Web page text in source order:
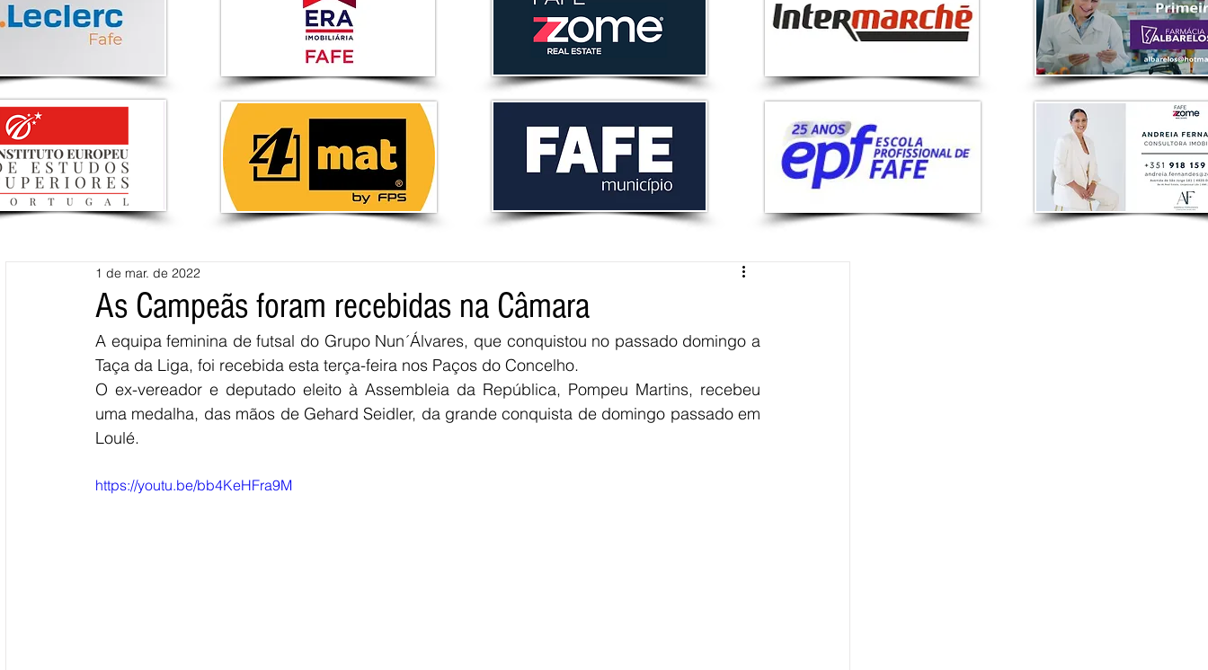
As Campeãs foram recebidas na Câmara
1 de mar. de 2022
A equipa feminina de futsal do Grupo Nun´Álvares, que conquistou no passado domingo a
Taça da Liga, foi recebida esta terça-feira nos Paços do Concelho.
O ex-vereador e deputado eleito à Assembleia da República, Pompeu Martins, recebeu
uma medalha, das mãos de Gehard Seidler, da grande conquista de domingo passado em
Loulé.
https://youtu.be/bb4KeHFra9M